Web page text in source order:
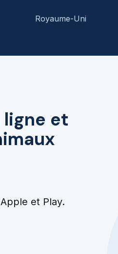
et
et Play.
Royaume-Uni